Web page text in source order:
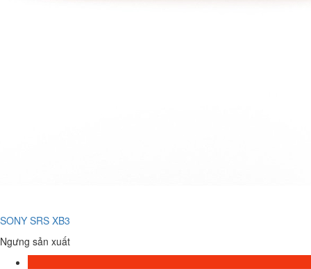
SONY SRS XB3
Ngưng sản xuất